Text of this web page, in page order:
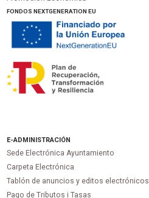
FONDOS NEXTGENERATION EU
E-ADMINISTRACIÓN
Sede Electrónica Ayuntamiento
Carpeta Electrónica
Tablón de anuncios y editos electrónicos
Pago de Tributos i Tasas